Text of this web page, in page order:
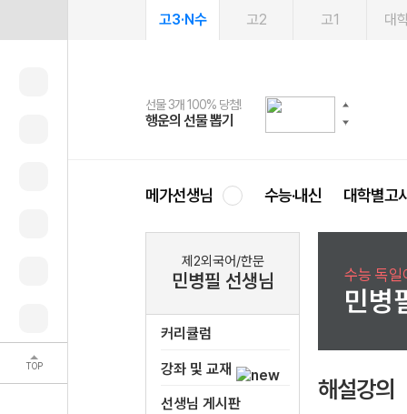
TOP
고3·N수 고2 고1 대
선물 3개 100% 당첨!
행운의 선물 뽑기
선물 100% 증정!
메가스터디 X 올리브
여름방학 스터디 캐시백
메가런 썸머스쿨
2027 러셀 단과
강사 공개선발
스마트러닝앱
설문 EVENT
메가패스
3일 무료 체험권
메가패스 수강생 무료혜택!
메가클럽 멤버십
사회공헌 캠페인
희망이룸 메가나눔
메가선생님 수능·내신 대학별고
제2외국어/한문
민병필 선생님
커리큘럼
강좌 및 교재
선생님 게시판
수능 독일
민병
해설강의